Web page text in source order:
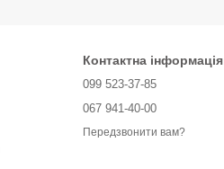
Контактна інформація
099 523-37-85
067 941-40-00
Передзвонити вам?